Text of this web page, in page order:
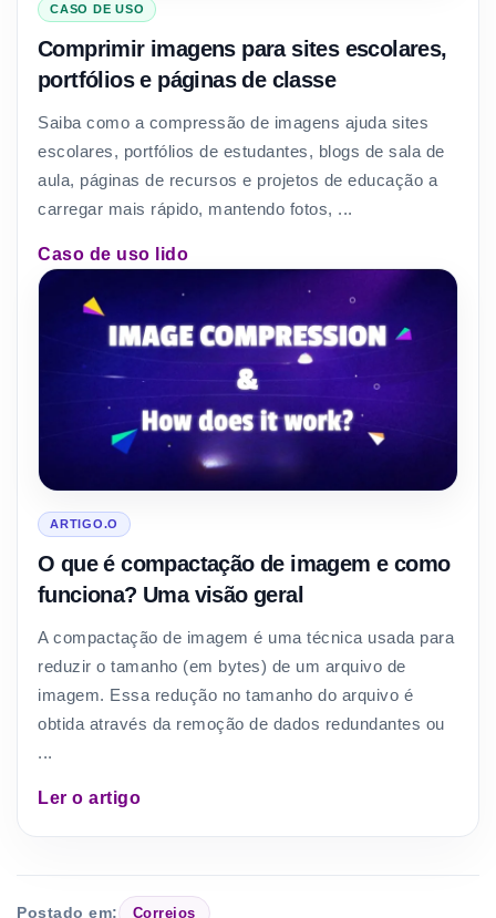
CASO DE USO
Comprimir imagens para sites escolares,
portfólios e páginas de classe
Saiba como a compressão de imagens ajuda sites
escolares, portfólios de estudantes, blogs de sala de
aula, páginas de recursos e projetos de educação a
carregar mais rápido, mantendo fotos, ...
Caso de uso lido
ARTIGO.O
O que é compactação de imagem e como
funciona? Uma visão geral
A compactação de imagem é uma técnica usada para
reduzir o tamanho (em bytes) de um arquivo de
imagem. Essa redução no tamanho do arquivo é
obtida através da remoção de dados redundantes ou
...
Ler o artigo
Postado em: Correios